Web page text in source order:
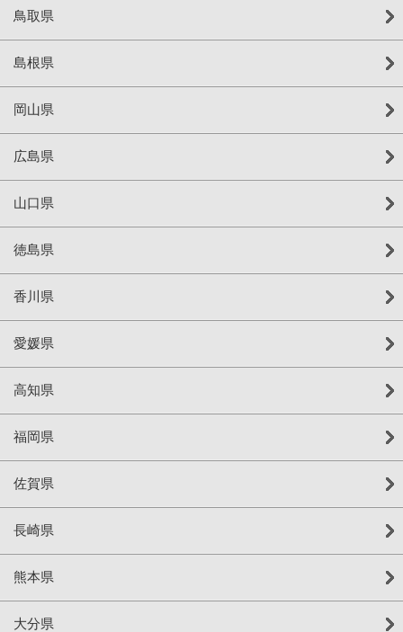
鳥取県
島根県
岡山県
広島県
山口県
徳島県
香川県
愛媛県
高知県
福岡県
佐賀県
長崎県
熊本県
大分県